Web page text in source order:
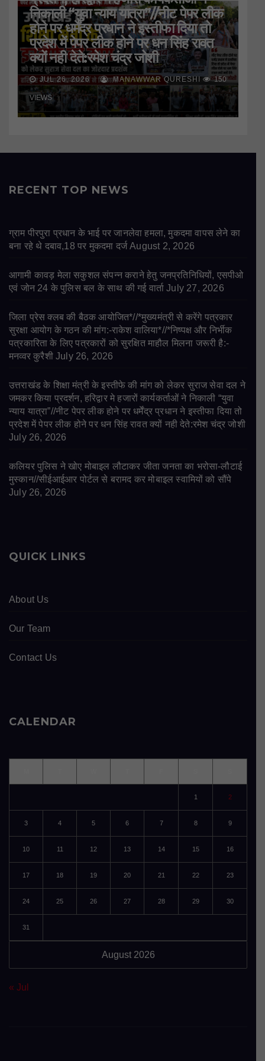
निकाली “युवा न्याय यात्रा”//नीट पेपर लीक
होने पर धर्मेंद्र प्रधान ने इस्तीफा दिया तो
प्रदेश में पेपर लीक होने पर धन सिंह रावत
क्यों नही देते:रमेश चंद्र जोशी
JUL 26, 2026 MANAWWAR QURESHI 150
VIEWS
RECENT TOP NEWS
ग्राम पीरपुरा प्रधान के भाई पर जानलेवा हमला, मुकदमा वापस लेने का
बना रहे थे दबाव,18 पर मुकदमा दर्ज August 2, 2026
आगामी कावड़ मेला सकुशल संपन्न कराने हेतु जनप्रतिनिधियों, एसपीओ
एवं जोन 24 के पुलिस बल के साथ की गई वार्ता July 27, 2026
जिला प्रेस क्लब की बैठक आयोजित*//*मुख्यमंत्री से करेंगे पत्रकार
सुरक्षा आयोग के गठन की मांग:-राकेश वालिया*//*निष्पक्ष और निर्भीक
पत्रकारिता के लिए पत्रकारों को सुरक्षित माहौल मिलना जरूरी है:-
मनव्वर कुरैशी July 26, 2026
उत्तराखंड के शिक्षा मंत्री के इस्तीफे की मांग को लेकर सुराज सेवा दल ने
जमकर किया प्रदर्शन, हरिद्वार मे हजारों कार्यकर्ताओं ने निकाली “युवा
न्याय यात्रा”//नीट पेपर लीक होने पर धर्मेंद्र प्रधान ने इस्तीफा दिया तो
प्रदेश में पेपर लीक होने पर धन सिंह रावत क्यों नही देते:रमेश चंद्र जोशी
July 26, 2026
कलियर पुलिस ने खोए मोबाइल लौटाकर जीता जनता का भरोसा-लौटाई
मुस्कान//सीईआईआर पोर्टल से बरामद कर मोबाइल स्वामियों को सौंपे
July 26, 2026
QUICK LINKS
About Us
Our Team
Contact Us
CALENDAR
August 2026
1 2
3 4 5 6 7 8 9
10 11 12 13 14 15 16
17 18 19 20 21 22 23
24 25 26 27 28 29 30
31
« Jul